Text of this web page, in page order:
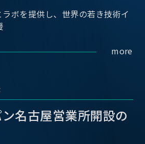
ボを提供し、世界の若き技術イ
more
名古屋営業所開設の